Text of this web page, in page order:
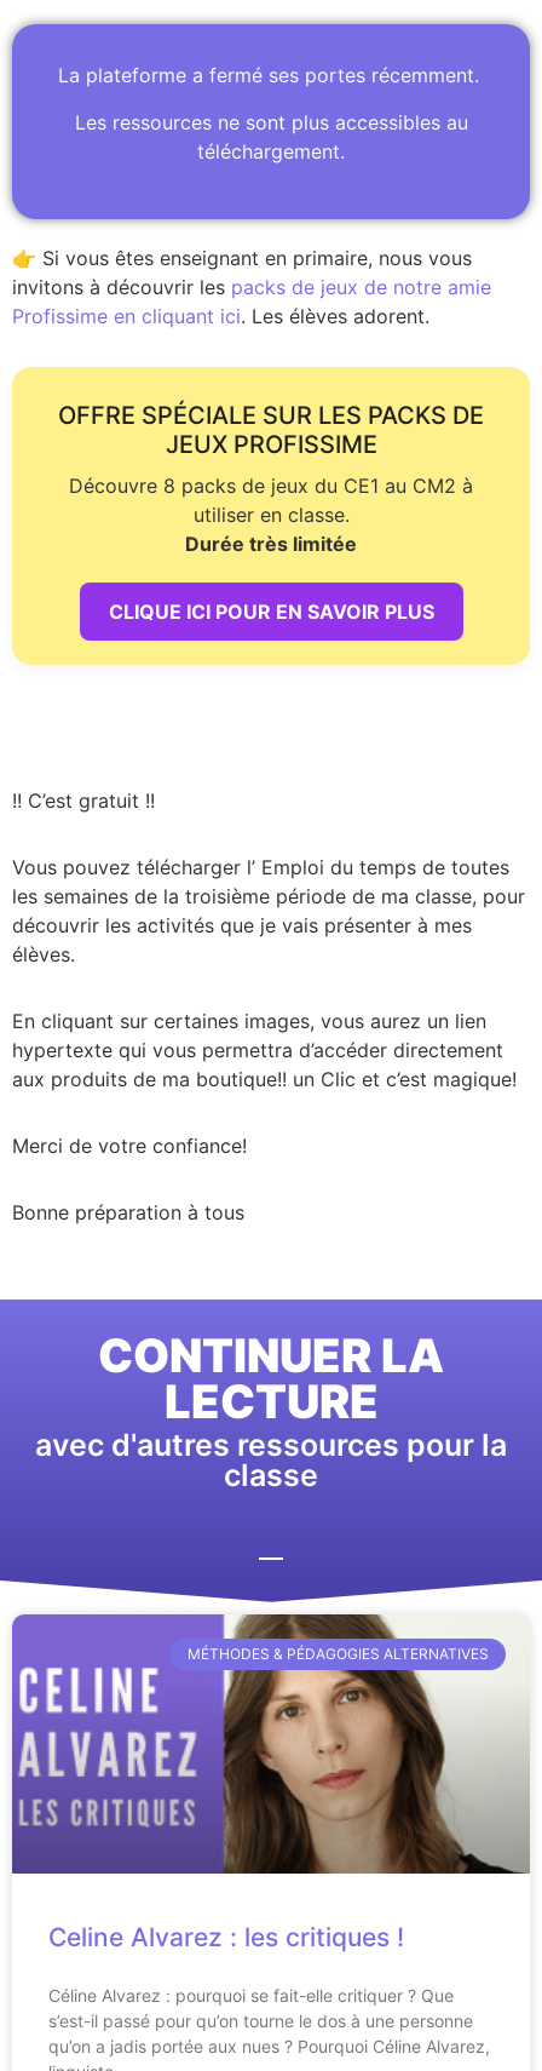
La plateforme a fermé ses portes récemment.
Les ressources ne sont plus accessibles au
téléchargement.
👉 Si vous êtes enseignant en primaire, nous vous
invitons à découvrir les packs de jeux de notre amie
Profissime en cliquant ici. Les élèves adorent.
OFFRE SPÉCIALE SUR LES PACKS DE
JEUX PROFISSIME
Découvre 8 packs de jeux du CE1 au CM2 à
utiliser en classe.
Durée très limitée
CLIQUE ICI POUR EN SAVOIR PLUS
!! C’est gratuit !!
Vous pouvez télécharger l’ Emploi du temps de toutes
les semaines de la troisième période de ma classe, pour
découvrir les activités que je vais présenter à mes
élèves.
En cliquant sur certaines images, vous aurez un lien
hypertexte qui vous permettra d’accéder directement
aux produits de ma boutique!! un Clic et c’est magique!
Merci de votre confiance!
Bonne préparation à tous
CONTINUER LA
LECTURE
avec d'autres ressources pour la
classe
MÉTHODES & PÉDAGOGIES ALTERNATIVES
Celine Alvarez : les critiques !
Céline Alvarez : pourquoi se fait-elle critiquer ? Que
s’est-il passé pour qu’on tourne le dos à une personne
qu’on a jadis portée aux nues ? Pourquoi Céline Alvarez,